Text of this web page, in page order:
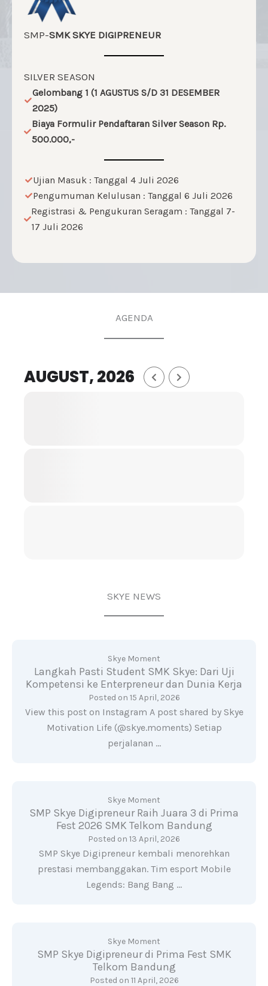
SMP-SMK SKYE DIGIPRENEUR
SILVER SEASON
Gelombang 1 (1 AGUSTUS S/D 31 DESEMBER
2025)
Biaya Formulir Pendaftaran Silver Season Rp.
500.000,-
Ujian Masuk : Tanggal 4 Juli 2026
Pengumuman Kelulusan : Tanggal 6 Juli 2026
Registrasi & Pengukuran Seragam : Tanggal 7-
17 Juli 2026
AGENDA
AUGUST, 2026
SKYE NEWS
Skye Moment
Langkah Pasti Student SMK Skye: Dari Uji
Kompetensi ke Enterpreneur dan Dunia Kerja
Posted on 15 April, 2026
View this post on Instagram A post shared by Skye
Motivation Life (@skye.moments) Setiap
perjalanan …
Skye Moment
SMP Skye Digipreneur Raih Juara 3 di Prima
Fest 2026 SMK Telkom Bandung
Posted on 13 April, 2026
SMP Skye Digipreneur kembali menorehkan
prestasi membanggakan. Tim esport Mobile
Legends: Bang Bang …
Skye Moment
SMP Skye Digipreneur di Prima Fest SMK
Telkom Bandung
Posted on 11 April, 2026